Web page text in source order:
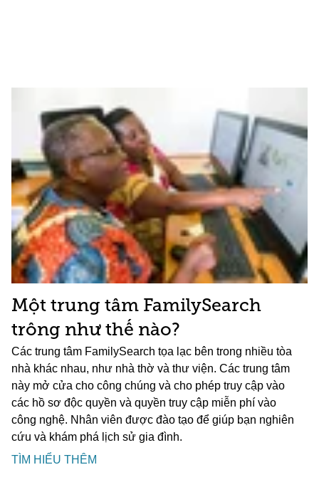
Một trung tâm FamilySearch
trông như thế nào?
Các trung tâm FamilySearch tọa lạc bên trong nhiều tòa
nhà khác nhau, như nhà thờ và thư viện. Các trung tâm
này mở cửa cho công chúng và cho phép truy cập vào
các hồ sơ độc quyền và quyền truy cập miễn phí vào
công nghệ. Nhân viên được đào tạo để giúp bạn nghiên
cứu và khám phá lịch sử gia đình.
TÌM HIỂU THÊM